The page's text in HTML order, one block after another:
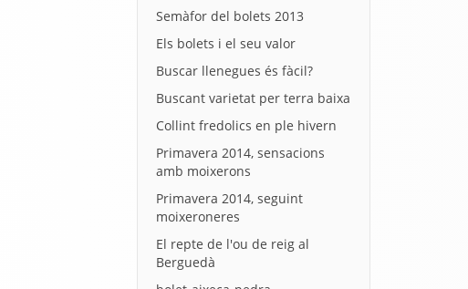
Semàfor del bolets 2013
Els bolets i el seu valor
Buscar llenegues és fàcil?
Buscant varietat per terra baixa
Collint fredolics en ple hivern
Primavera 2014, sensacions
amb moixerons
Primavera 2014, seguint
moixeroneres
El repte de l'ou de reig al
Berguedà